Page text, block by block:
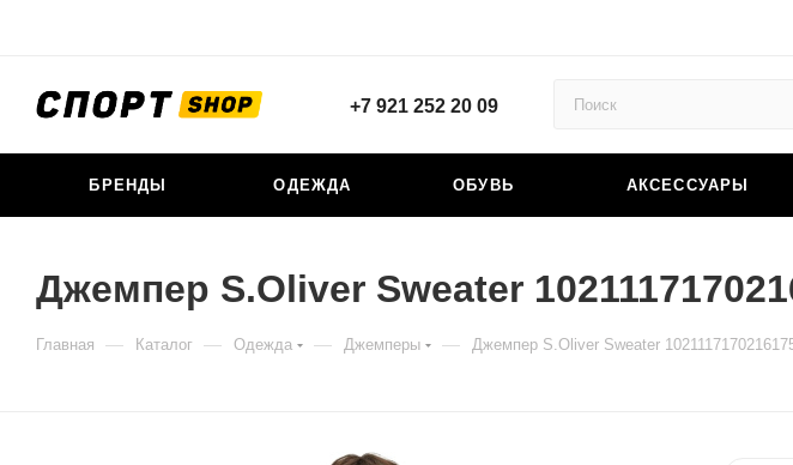
+7 921 252 20 09
БРЕНДЫ ОДЕЖДА ОБУВЬ АКСЕССУАРЫ
Джемпер S.Oliver Sweater
Главная — Каталог — Одежда — Джемперы — Джемпер S.Oliver Sweater